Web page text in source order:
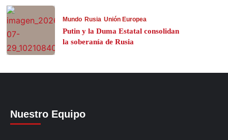
Mundo Rusia Unión Europea
Putin y la Duma Estatal consolidan
la soberanía de Rusia
Nuestro Equipo